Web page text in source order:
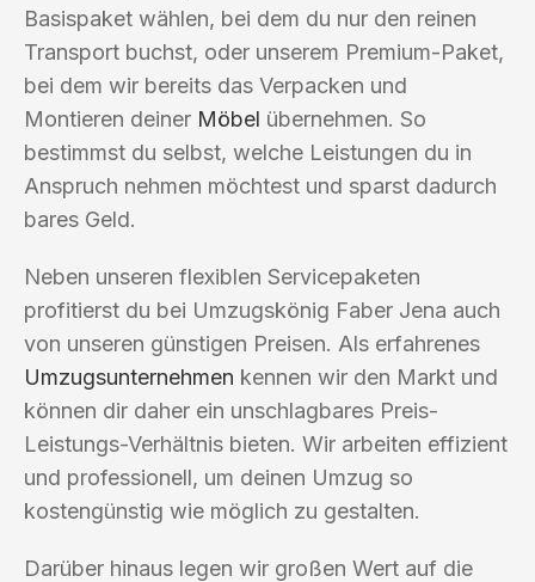
Basispaket wählen, bei dem du nur den reinen
Transport buchst, oder unserem Premium-Paket,
bei dem wir bereits das Verpacken und
Montieren deiner Möbel übernehmen. So
bestimmst du selbst, welche Leistungen du in
Anspruch nehmen möchtest und sparst dadurch
bares Geld.
Neben unseren flexiblen Servicepaketen
profitierst du bei Umzugskönig Faber Jena auch
von unseren günstigen Preisen. Als erfahrenes
Umzugsunternehmen kennen wir den Markt und
können dir daher ein unschlagbares Preis-
Leistungs-Verhältnis bieten. Wir arbeiten effizient
und professionell, um deinen Umzug so
kostengünstig wie möglich zu gestalten.
Darüber hinaus legen wir großen Wert auf die